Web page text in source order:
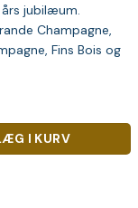
jubilæum.
Champagne,
Fins Bois og
I KURV